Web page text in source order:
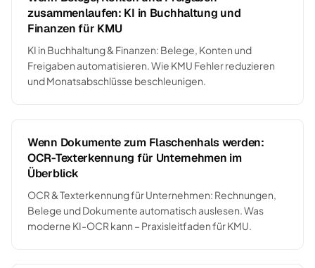
zusammenlaufen: KI in Buchhaltung und
Finanzen für KMU
KI in Buchhaltung & Finanzen: Belege, Konten und
Freigaben automatisieren. Wie KMU Fehler reduzieren
und Monatsabschlüsse beschleunigen.
Wenn Dokumente zum Flaschenhals werden:
OCR-Texterkennung für Unternehmen im
Überblick
OCR & Texterkennung für Unternehmen: Rechnungen,
Belege und Dokumente automatisch auslesen. Was
moderne KI-OCR kann – Praxisleitfaden für KMU.